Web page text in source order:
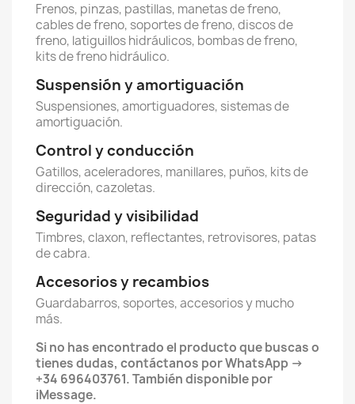
Frenos, pinzas, pastillas, manetas de freno,
cables de freno, soportes de freno, discos de
freno, latiguillos hidráulicos, bombas de freno,
kits de freno hidráulico.
Suspensión y amortiguación
Suspensiones, amortiguadores, sistemas de
amortiguación.
Control y conducción
Gatillos, aceleradores, manillares, puños, kits de
dirección, cazoletas.
Seguridad y visibilidad
Timbres, claxon, reflectantes, retrovisores, patas
de cabra.
Accesorios y recambios
Guardabarros, soportes, accesorios y mucho
más.
Si no has encontrado el producto que buscas o
tienes dudas, contáctanos por WhatsApp ->
+34 696403761. También disponible por
iMessage.